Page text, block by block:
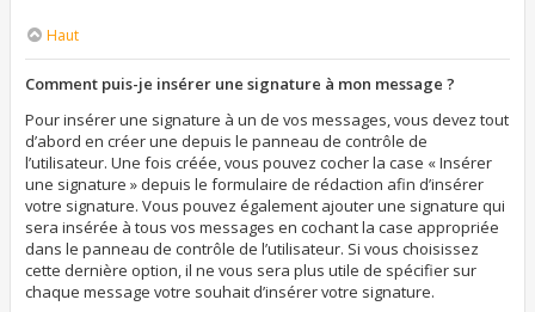
Haut
Comment puis-je insérer une signature à mon message ?
Pour insérer une signature à un de vos messages, vous devez tout
d’abord en créer une depuis le panneau de contrôle de
l’utilisateur. Une fois créée, vous pouvez cocher la case « Insérer
une signature » depuis le formulaire de rédaction afin d’insérer
votre signature. Vous pouvez également ajouter une signature qui
sera insérée à tous vos messages en cochant la case appropriée
dans le panneau de contrôle de l’utilisateur. Si vous choisissez
cette dernière option, il ne vous sera plus utile de spécifier sur
chaque message votre souhait d’insérer votre signature.